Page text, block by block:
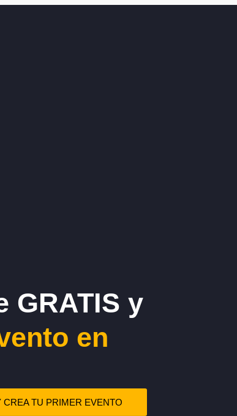
GRATIS y
en
CREA TU PRIMER EVENTO